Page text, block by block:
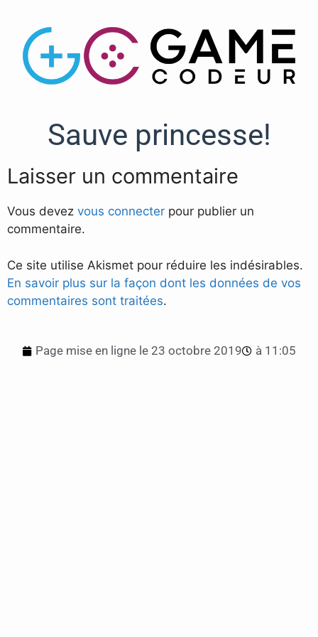
Sauve princesse!
Laisser un commentaire
Vous devez vous connecter pour publier un
commentaire.
Ce site utilise Akismet pour réduire les indésirables.
En savoir plus sur la façon dont les données de vos
commentaires sont traitées.
Page mise en ligne le 23 octobre 2019 à 11:05